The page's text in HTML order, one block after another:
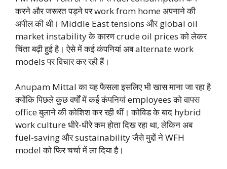
करने और जरूरत पड़ने पर work from home अपनाने की
अपील की थी। Middle East tensions और global oil
market instability के कारण crude oil prices को लेकर
चिंता बढ़ी हुई है। ऐसे में कई कंपनियां अब alternate work
models पर विचार कर रही हैं।
Anupam Mittal का यह फैसला इसलिए भी खास माना जा रहा है
क्योंकि पिछले कुछ वर्षों में कई कंपनियां employees को वापस
office बुलाने की कोशिश कर रही थीं। कोविड के बाद hybrid
work culture धीरे-धीरे कम होता दिख रहा था, लेकिन अब
fuel-saving और sustainability जैसे मुद्दों ने WFH
model को फिर चर्चा में ला दिया है।